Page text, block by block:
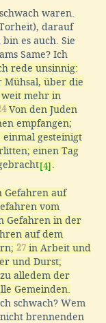
waren.
darauf
es auch. Sie
Same? Ich
rede unsinnig:
Mühsal, über die
weit mehr in
Von den Juden
empfangen;
gesteinigt
einen Tag
[4]
Gefahren auf
vom
Gefahren in der
auf dem
27 in Arbeit und
und Durst;
zu alledem der
Gemeinden.
schwach? Wem
brennenden